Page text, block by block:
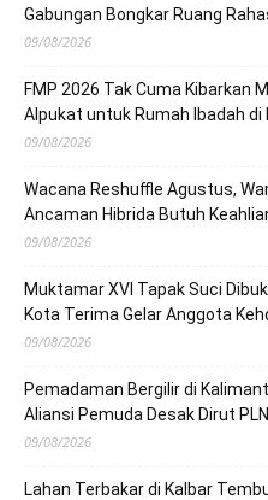
Gabungan Bongkar Ruang
09/08/2026
FMP 2026 Tak Cuma Kibarkan
Alpukat untuk Rumah Ibadah di
09/08/2026
Wacana Reshuffle Agustus,
Ancaman Hibrida Butuh
09/08/2026
Muktamar XVI Tapak Suci
Kota Terima Gelar Anggota
09/08/2026
Pemadaman Bergilir di
Aliansi Pemuda Desak Dirut
09/08/2026
Lahan Terbakar di Kalbar